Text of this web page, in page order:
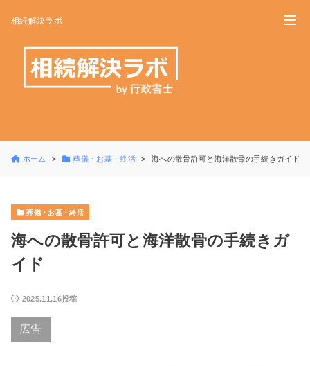
相続解決ラボ
ホーム 葬儀・お墓・終活 海への散骨許可と海洋散骨の手続きガイド
葬儀・お墓・終活
海への散骨許可と海洋散骨の手続きガ
イド
2025.11.16投稿
広告